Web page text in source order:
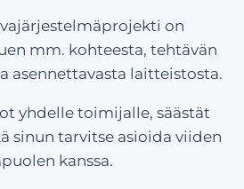
on
mm. kohteesta, tehtävän
asennettavasta laitteistosta.
yhdelle toimijalle, säästät
sinun tarvitse asioida viiden
kanssa.